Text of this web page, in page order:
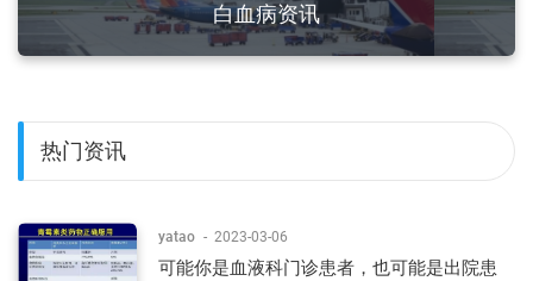
白血病资讯
热门资讯
yatao - 2023-03-06
可能你是血液科门诊患者，也可能是出院患